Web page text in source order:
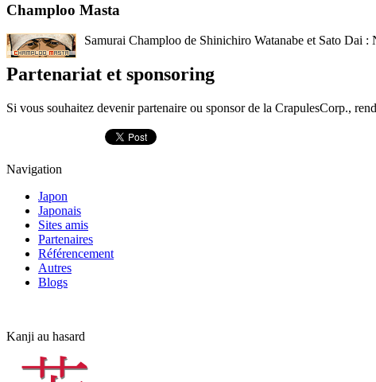
Champloo Masta
Samurai Champloo de Shinichiro Watanabe et Sato Dai :
Partenariat et sponsoring
Si vous souhaitez devenir partenaire ou sponsor de la CrapulesCorp.,
Navigation
Japon
Japonais
Sites amis
Partenaires
Référencement
Autres
Blogs
Kanji au hasard